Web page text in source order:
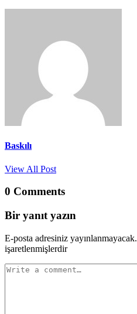
Baskılı
View All Post
0 Comments
Bir yanıt yazın
E-posta adresiniz yayınlanmayacak.
işaretlenmişlerdir